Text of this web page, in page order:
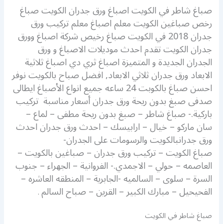
صباغ شاطر في الكويت اصباغ ورق جدران الكويت صباغ
رخص صباغين الكويت معلم اصباغ معلم تركيب ورق
جدران 2018 في الكويت صباغ رخيص شركة اصباغ وورق
جدران الكويت تقدم احدث موديلات الاصباغ و ورق
الجدران الجديدة و المتميزة اصباغ ثري دي اصباغ ثلاثية
الابعاد ورق جدران ثلاثي الابعاد, افضل صباح بالكويت نوفر
احسن صباغ بالكوبت 24 ساعه جميع انواع الأصباغ ايطالى
صدفى صبغ بدون ريحة ورق جدران أسعار مناسبة تركيب
باركية.- صباغ شاطر – صبغ بدون ريحة مطفى – لماع –
سان ماركو – خيال – ارابيسك – احدث ورق جدران احدث
ورق جدرانبالكويت والرسومات على الجدران-
صباغ الكويت – تركيب ورق جدران – صباغين بالكويت –
العاصمه – حولي – الاجمدي.- الفروانية – الجهراء – جنوب
السرة – سلوى – السالميه -الجابرية – المنطقه العاشره –
الفحيحيل – مبارك الكبير – القرين – صباح السالم.
صباغ شاطر في الكويت